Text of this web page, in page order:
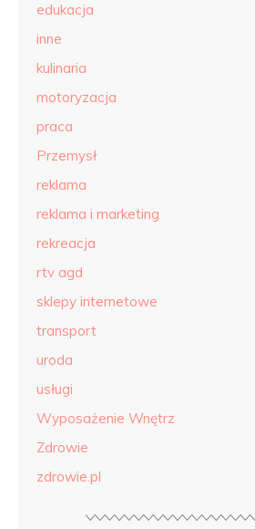
edukacja
inne
kulinaria
motoryzacja
praca
Przemysł
reklama
reklama i marketing
rekreacja
rtv agd
sklepy internetowe
transport
uroda
usługi
Wyposażenie Wnętrz
Zdrowie
zdrowie.pl